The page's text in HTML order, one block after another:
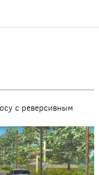
с реверсивным